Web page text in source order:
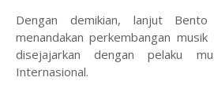
Dengan demikian, lanjut Bento
menandakan perkembangan
disejajarkan dengan pelaku
Internasional.